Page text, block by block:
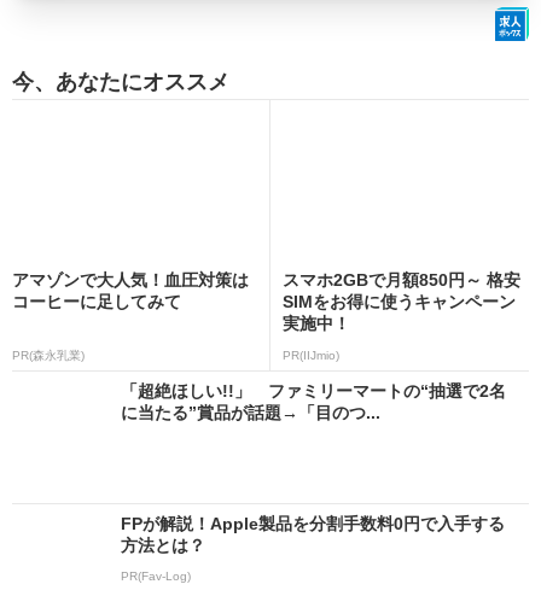
今、あなたにオススメ
アマゾンで大人気！血圧対策は
コーヒーに足してみて
PR(森永乳業)
スマホ2GBで月額850円～ 格安
SIMをお得に使うキャンペーン
実施中！
PR(IIJmio)
「超絶ほしい!!」 ファミリーマートの“抽選で2名
に当たる”賞品が話題→「目のつ...
FPが解説！Apple製品を分割手数料0円で入手する
方法とは？
PR(Fav-Log)